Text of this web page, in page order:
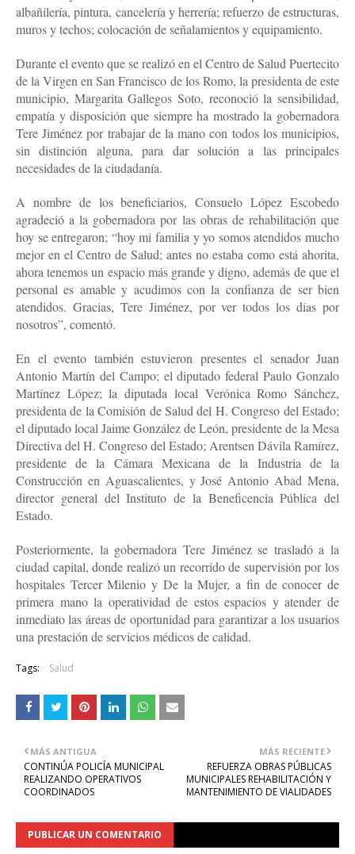
albañilería, pintura, cancelería y herrería; refuerzo de estructuras,
muros y techos; colocación de señalamientos y equipamiento.
Durante el evento que se realizó en el Centro de Salud Puertecito
de la Virgen en San Francisco de los Romo, la presidenta de este
municipio, Margarita Gallegos Soto, reconoció la sensibilidad,
empatía y disposición que siempre ha mostrado la gobernadora
Tere Jiménez por trabajar de la mano con todos los municipios,
sin distinción alguna, para dar solución a las principales
necesidades de la ciudadanía.
A nombre de los beneficiarios, Consuelo López Escobedo
agradeció a la gobernadora por las obras de rehabilitación que
hoy se entregaron; “hoy mi familia y yo somos atendidos mucho
mejor en el Centro de Salud; antes no estaba como está ahorita,
ahora tenemos un espacio más grande y digno, además de que el
personal es amable y acudimos con la confianza de ser bien
atendidos. Gracias, Tere Jiménez, por ver todos los días por
nosotros”, comentó.
En el evento también estuvieron presentes el senador Juan
Antonio Martín del Campo; el diputado federal Paulo Gonzalo
Martínez López; la diputada local Verónica Romo Sánchez,
presidenta de la Comisión de Salud del H. Congreso del Estado;
el diputado local Jaime González de León, presidente de la Mesa
Directiva del H. Congreso del Estado; Arentsen Dávila Ramírez,
presidente de la Cámara Mexicana de la Industria de la
Construcción en Aguascalientes, y José Antonio Abad Mena,
director general del Instituto de la Beneficencia Pública del
Estado.
Posteriormente, la gobernadora Tere Jiménez se trasladó a la
ciudad capital, donde realizó un recorrido de supervisión por los
hospitales Tercer Milenio y De la Mujer, a fin de conocer de
primera mano la operatividad de estos espacios y atender de
inmediato las áreas de oportunidad para garantizar a los usuarios
una prestación de servicios médicos de calidad.
Tags: Salud
MÁS RECIENTE
REFUERZA OBRAS PÚBLICAS
MUNICIPALES REHABILITACIÓN Y
MANTENIMIENTO DE VIALIDADES
MÁS ANTIGUA
CONTINÚA POLICÍA MUNICIPAL
REALIZANDO OPERATIVOS
COORDINADOS
PUBLICAR UN COMENTARIO